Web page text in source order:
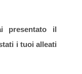
presentato il
i tuoi alleati